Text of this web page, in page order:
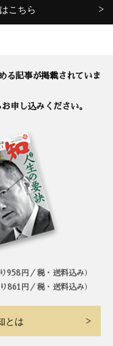
こちら
る記事が掲載されていま
申し込みください。
958円／税・送料込み）
861円／税・送料込み）
とは